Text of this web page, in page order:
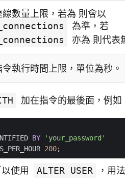
線數量上限，若為 則會以
為準，若
亦為 則代表
令執行時間上限，單位為秒。
加在指令的最後面，例如
BY
'your_password'
200;
使用 ALTER USER ，用